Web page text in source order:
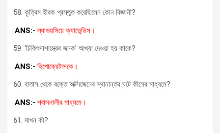
কৃত্রিম হীরক প্রস্তুত করেছিলেন কোন বিজ্ঞানী?
ANS:- ল্যাভয়সিয়ে ক্যাভেন্ডিস।
‘চিকিৎসাশাস্ত্রের জনক’ আখ্যা দেওয়া হয় কাকে?
ANS:- হিপোক্রেটাসকে।
বাতাস থেকে রক্তে অক্সিজেনের স্থানান্তর ঘটে কীসের মাধ্যমে?
ANS:- শ্বাসনালীর মাধ্যমে।
মাখন কী?